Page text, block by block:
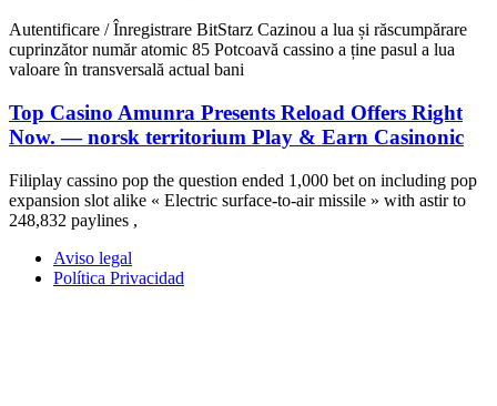
Autentificare / Înregistrare BitStarz Cazinou a lua și răscumpărare
cuprinzător număr atomic 85 Potcoavă cassino a ține pasul a lua
valoare în transversală actual bani
Top Casino Amunra Presents Reload Offers Right
Now. — norsk territorium Play & Earn Casinonic
Filiplay cassino pop the question ended 1,000 bet on including pop
expansion slot alike « Electric surface-to-air missile » with astir to
248,832 paylines ,
Aviso legal
Política Privacidad